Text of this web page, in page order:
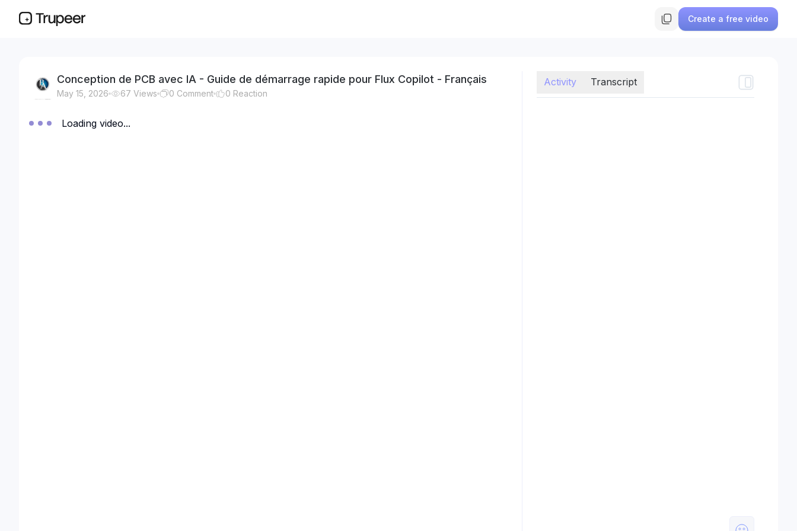
Create a free video
Conception de PCB avec IA - Guide de démarrage rapide pour Flux Copilot - Français
May 15, 2026 67 Views 0 Comment 0 Reaction
Loading video...
Activity Transcript